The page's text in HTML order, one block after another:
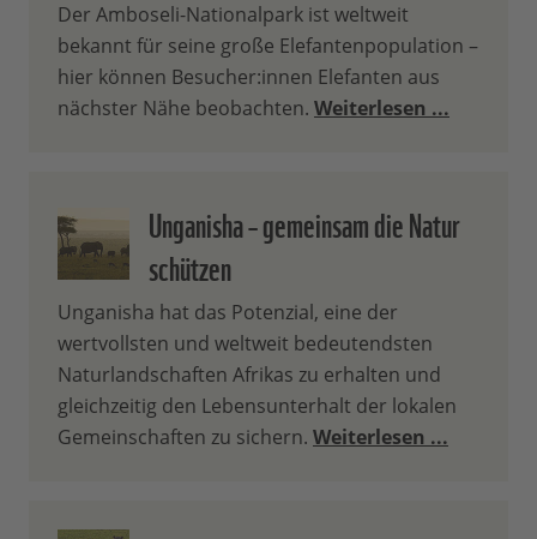
Der Amboseli-Nationalpark ist weltweit
bekannt für seine große Elefantenpopulation –
hier können Besucher:innen Elefanten aus
nächster Nähe beobachten. Weiterlesen ...
Unganisha – gemeinsam die Natur
schützen
Unganisha hat das Potenzial, eine der
wertvollsten und weltweit bedeutendsten
Naturlandschaften Afrikas zu erhalten und
gleichzeitig den Lebensunterhalt der lokalen
Gemeinschaften zu sichern. Weiterlesen ...